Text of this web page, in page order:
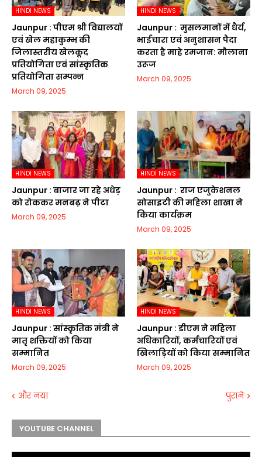
HINDI NEWS
Jaunpur :​ पीएम श्री विद्यालयों
एवं खेल महाकुम्भ की
जिलास्तरीय खेलकूद
प्रतियोगिता एवं सांस्कृतिक
प्रतियोगिता सम्पन्न
March 09, 2025
HINDI NEWS
Jaunpur : ​ मुसलमानों में धैर्य,
भाईचारा एवं अनुशासन पैदा
करता है माहे रमजान: मौलाना
उरूज
March 09, 2025
HINDI NEWS
Jaunpur :​ बाजार जा रहे अधेड़
को रोककर मनबढ़ ने पीटा
March 09, 2025
HINDI NEWS
Jaunpur : ​ ​राज एजुकेशनल
सोसाइटी की महिला शाखा ने
किया कार्यक्रम
March 09, 2025
HINDI NEWS
Jaunpur :​ सांस्कृतिक मंत्री ने
मातृ शक्तियों को किया
सम्मानित
March 09, 2025
HINDI NEWS
Jaunpur :​ डीएम ने महिला
अधिकारियों, कर्मचारियों एवं
खिलाड़ियों को किया सम्मानित
March 09, 2025
और नया पुराने
YOUTUBE CHANNEL